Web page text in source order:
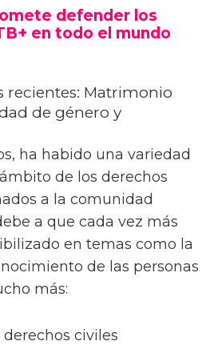
defender los
en todo el mundo
recientes: Matrimonio
de género y
ha habido una variedad
de los derechos
a la comunidad
a que cada vez más
en temas como la
de las personas
más:
civiles